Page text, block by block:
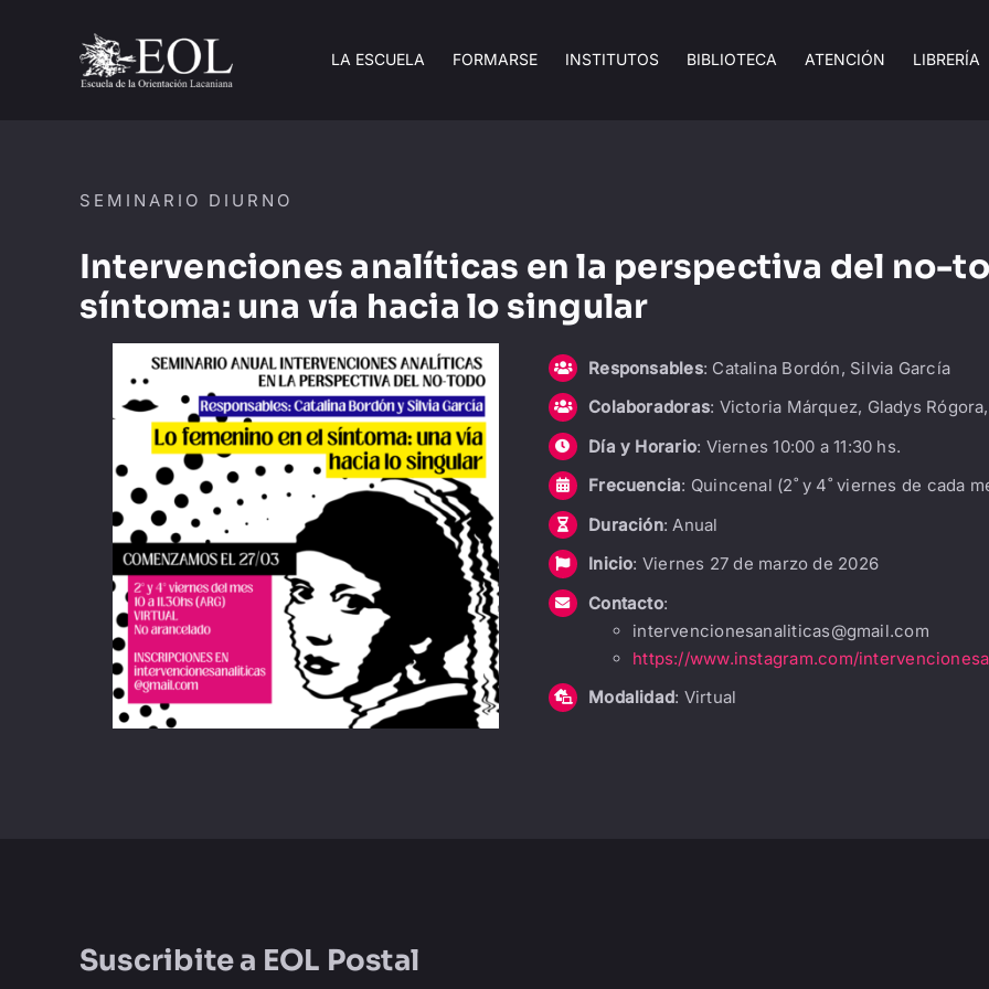
contenido
LA ESCUELA FORMARSE INSTITUTOS BIBLIOTECA ATENCIÓN LIBRERÍA
SEMINARIO DIURNO
Intervenciones analíticas en la perspectiva del no-
síntoma: una vía hacia lo singular
Responsables: Catalina Bordón, Silvia García
Colaboradoras: Victoria Márquez, Gladys
Día y Horario: Viernes 10:00 a 11:30 hs.
Frecuencia: Quincenal (2˚ y 4˚ viernes de cada
Duración: Anual
Inicio: Viernes 27 de marzo de 2026
Contacto:
intervencionesanaliticas@gmail.com
https://www.instagram.com/
Modalidad: Virtual
Suscribite a EOL Postal